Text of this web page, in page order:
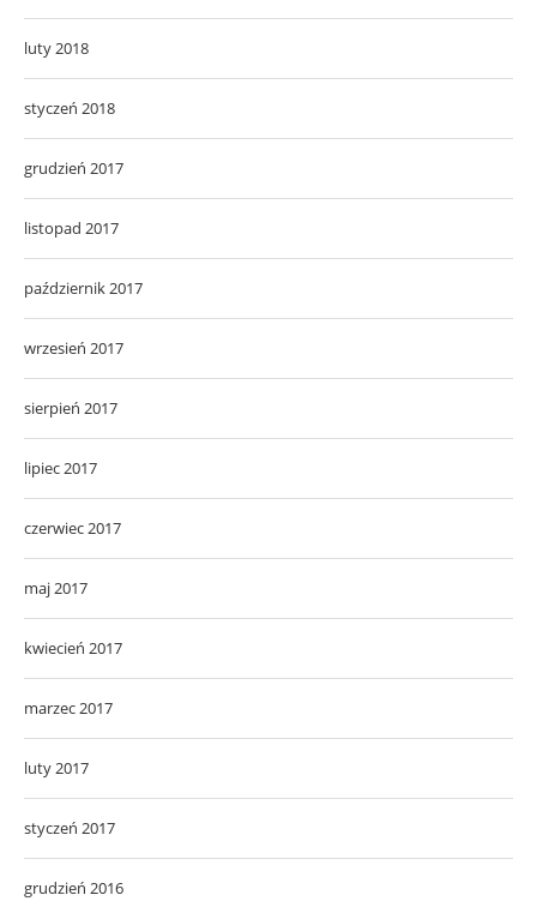
luty 2018
styczeń 2018
grudzień 2017
listopad 2017
październik 2017
wrzesień 2017
sierpień 2017
lipiec 2017
czerwiec 2017
maj 2017
kwiecień 2017
marzec 2017
luty 2017
styczeń 2017
grudzień 2016